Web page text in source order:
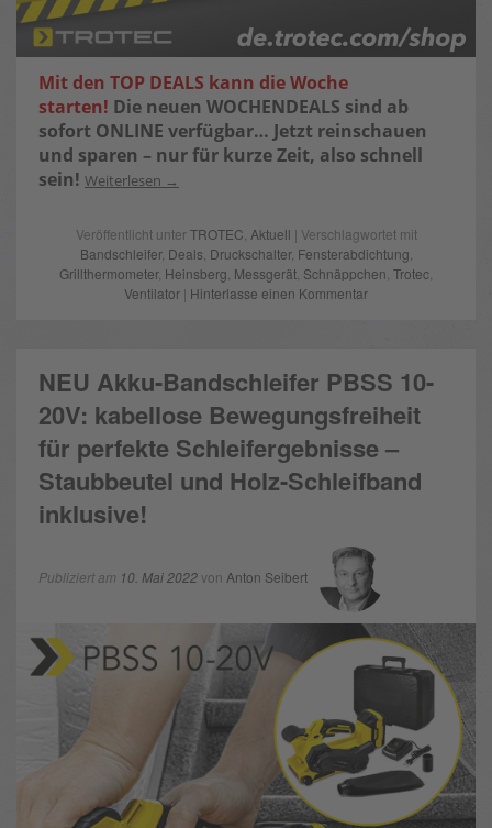
Mit den TOP DEALS kann die Woche
starten! Die neuen WOCHENDEALS sind ab
sofort ONLINE verfügbar… Jetzt reinschauen
und sparen – nur für kurze Zeit, also schnell
sein! Weiterlesen
Veröffentlicht unterTROTEC Aktuell | Verschlagwortet mit
Bandschleifer, Deals Druckschalter, Fensterabdichtung
Grillthermometer, Heinsberg Messgerät Schnäppchen Trotec
Ventilator | Hinterlasse einen Kommentar
NEU Akku-Bandschleifer PBSS 10-
20V: kabellose Bewegungsfreiheit
für perfekte Schleifergebnisse –
Staubbeutel und Holz-Schleifband
inklusive!
Publiziert am 10. Mai 2022von Anton Seibert